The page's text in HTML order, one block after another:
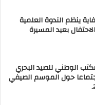
ينظم الندوة العلمية
الاحتفال بعيد المسيرة
الوطني للصيد البحري
حول الموسم الصيفي